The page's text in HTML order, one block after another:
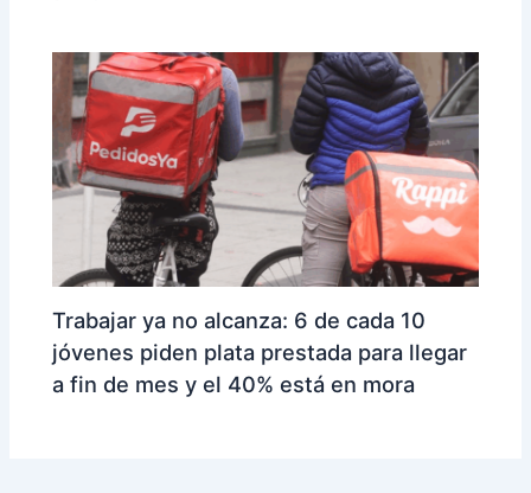
Trabajar ya no alcanza: 6 de cada 10
jóvenes piden plata prestada para llegar
a fin de mes y el 40% está en mora